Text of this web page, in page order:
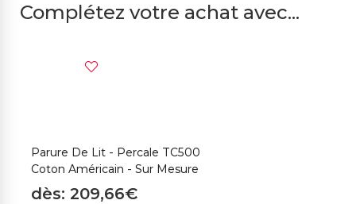
Complétez votre achat avec...
Parure De Lit - Percale TC500
Coton Américain - Sur Mesure
dès: 209,66€